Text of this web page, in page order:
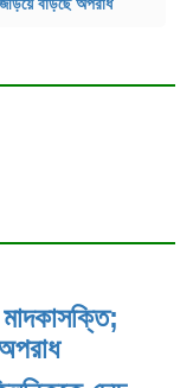
মাদকাসক্তি;